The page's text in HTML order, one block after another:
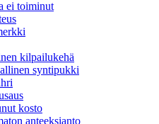
ei toiminut
kilpailukehä
syntipukki
kosto
anteeksianto